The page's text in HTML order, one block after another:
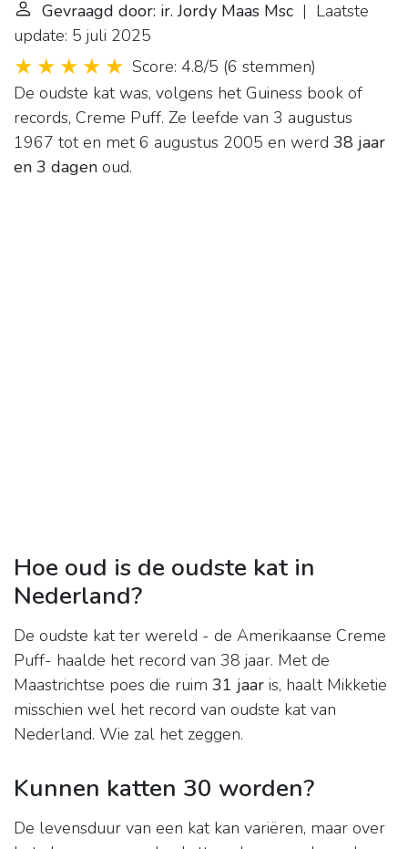
Gevraagd door: ir. Jordy Maas Msc | Laatste
update: 5 juli 2025
Score: 4.8/5 (6 stemmen)
De oudste kat was, volgens het Guiness book of
records, Creme Puff. Ze leefde van 3 augustus
1967 tot en met 6 augustus 2005 en werd 38 jaar
en 3 dagen oud.
Hoe oud is de oudste kat in
Nederland?
De oudste kat ter wereld - de Amerikaanse Creme
Puff- haalde het record van 38 jaar. Met de
Maastrichtse poes die ruim 31 jaar is, haalt Mikketie
misschien wel het record van oudste kat van
Nederland. Wie zal het zeggen.
Kunnen katten 30 worden?
De levensduur van een kat kan variëren, maar over